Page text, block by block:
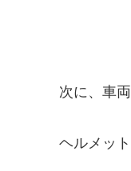
次に、車
ヘルメッ